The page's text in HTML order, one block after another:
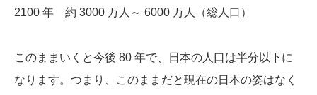
2100 年 約 3000 万人～ 6000 万人（総人口）
このままいくと今後 80 年で、日本の人口は半分以下に
なります。つまり、このままだと現在の日本の姿はなく